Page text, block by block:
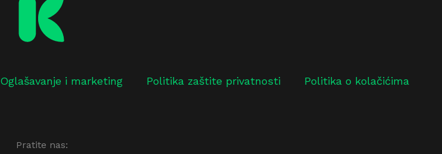
Oglašavanje i marketing Politika zaštite privatnosti Politika o kolačićima
Pratite nas: